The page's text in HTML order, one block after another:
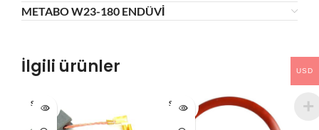
METABO W23-180 ENDÜVİ
İlgili ürünler
SOLD O
UT
SOLD O
UT
USD